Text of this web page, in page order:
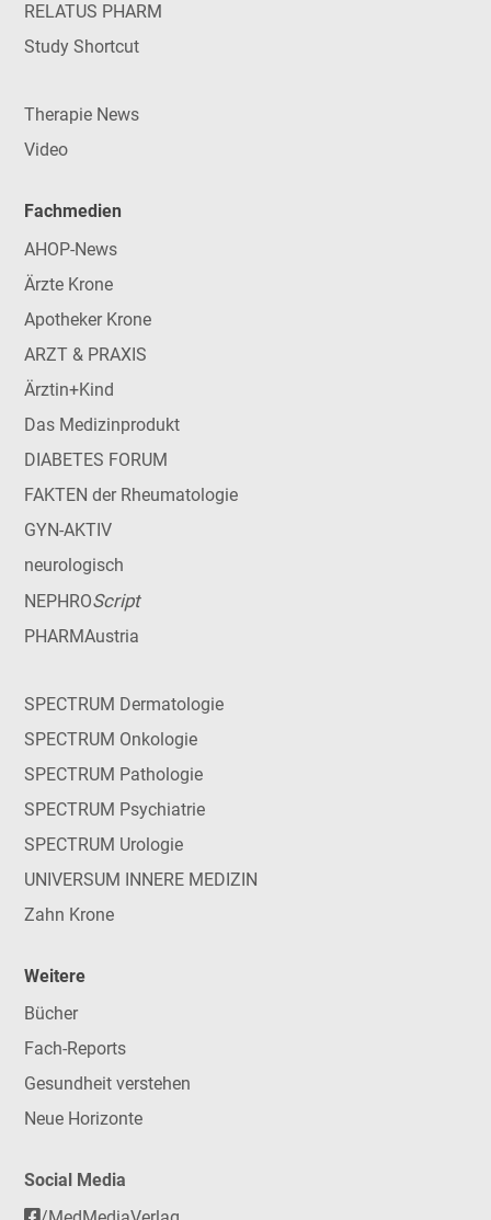
RELATUS PHARM
Study Shortcut
Therapie News
Video
Fachmedien
AHOP-News
Ärzte Krone
Apotheker Krone
ARZT & PRAXIS
Ärztin+Kind
Das Medizinprodukt
DIABETES FORUM
FAKTEN der Rheumatologie
GYN-AKTIV
neurologisch
NEPHROScript
PHARMAustria
SPECTRUM Dermatologie
SPECTRUM Onkologie
SPECTRUM Pathologie
SPECTRUM Psychiatrie
SPECTRUM Urologie
UNIVERSUM INNERE MEDIZIN
Zahn Krone
Weitere
Bücher
Fach-Reports
Gesundheit verstehen
Neue Horizonte
Social Media